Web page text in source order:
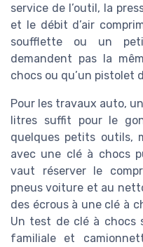
service de l’outil, la
et le débit d’air
soufflette ou un
demandent pas la
chocs ou qu’un pistolet
Pour les travaux auto,
litres suffit pour le
quelques petits outils,
avec une clé à chocs
vaut réserver le
pneus voiture et au
des écrous à une clé à
Un test de clé à chocs
familiale et